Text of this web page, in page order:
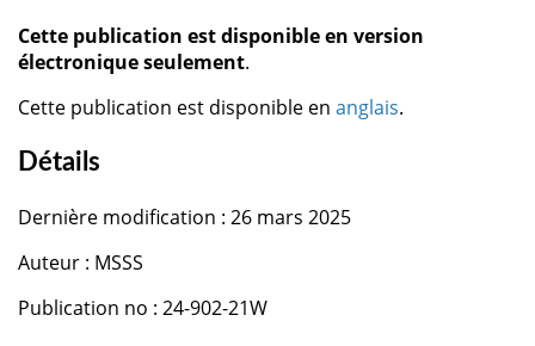
Cette publication est disponible en version
électronique seulement.
Cette publication est disponible en anglais.
Détails
Dernière modification : 26 mars 2025
Auteur : MSSS
Publication no : 24-902-21W